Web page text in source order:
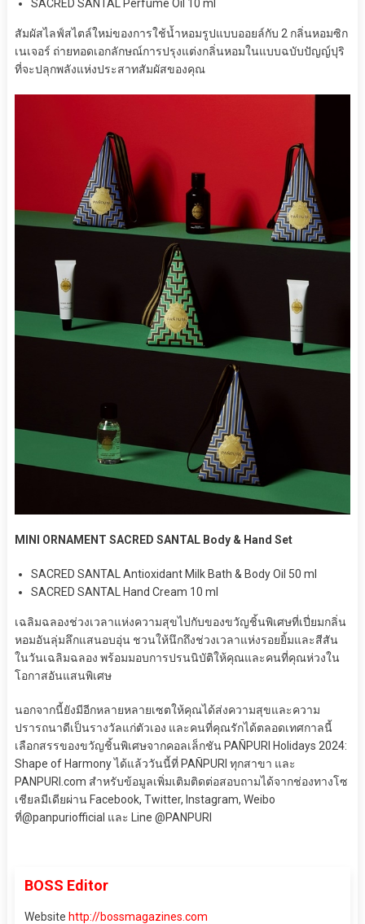
SACRED SANTAL Perfume Oil 10 ml
สัมผัสไลฟ์สไตล์ใหม่ของการใช้น้ำหอมรูปแบบออยล์กับ 2 กลิ่นหอมซิก
เนเจอร์ ถ่ายทอดเอกลักษณ์การปรุงแต่งกลิ่นหอมในแบบฉบับปัญญ์ปุริ
ที่จะปลุกพลังแห่งประสาทสัมผัสของคุณ
MINI ORNAMENT SACRED SANTAL Body & Hand Set
SACRED SANTAL Antioxidant Milk Bath & Body Oil 50 ml
SACRED SANTAL Hand Cream 10 ml
เฉลิมฉลองช่วงเวลาแห่งความสุขไปกับของขวัญชิ้นพิเศษที่เปี่ยมกลิ่น
หอมอันลุ่มลึกแสนอบอุ่น ชวนให้นึกถึงช่วงเวลาแห่งรอยยิ้มและสีสัน
ในวันเฉลิมฉลอง พร้อมมอบการปรนนิบัติให้คุณและคนที่คุณห่วงใน
โอกาสอันแสนพิเศษ
นอกจากนี้ยังมีอีกหลายหลายเซตให้คุณได้ส่งความสุขและความ
ปรารถนาดีเป็นรางวัลแก่ตัวเอง และคนที่คุณรักได้ตลอดเทศกาลนี้
เลือกสรรของขวัญชิ้นพิเศษจากคอลเล็กชัน PAÑPURI Holidays 2024:
Shape of Harmony ได้แล้ววันนี้ที่ PAÑPURI ทุกสาขา และ
PANPURI.com สำหรับข้อมูลเพิ่มเติมติดต่อสอบถามได้จากช่องทางโซ
เชียลมีเดียผ่าน Facebook, Twitter, Instagram, Weibo
ที่@panpuriofficial และ Line @PANPURI
BOSS Editor
Website http://bossmagazines.com